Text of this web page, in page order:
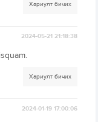
Хариулт бичих
2024-05-21 21:18:38
Хариулт бичих
2024-01-19 17:00:06